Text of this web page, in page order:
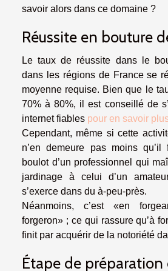
savoir alors dans ce domaine ?
Réussite en bouture
Le taux de réussite dans le
dans les régions de France se
moyenne requise. Bien que le
70% à 80%, il est conseillé de
internet fiables pour en savoir
Cependant, même si cette
n’en demeure pas moins
boulot d’un professionnel qui
jardinage à celui d’un
s’exerce dans du à-peu-près.
Néanmoins, c’est «en
forgeron» ; ce qui rassure qu’à
finit par acquérir de la notoriété
Étape de préparation